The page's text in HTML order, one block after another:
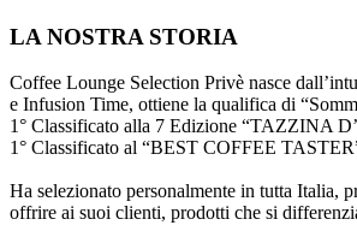
LA NOSTRA STORIA
Coffee Lounge Selection Privè nasce
e Infusion Time, ottiene la qualifica di
1° Classificato alla 7 Edizione “TAZZINA
1° Classificato al “BEST COFFEE
Ha selezionato personalmente in tutta Italia,
offrire ai suoi clienti, prodotti che si